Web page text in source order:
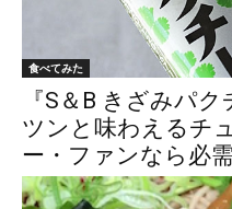
食べてみた
『S＆B きざみパ
ツンと味わえるチ
ー・ファンなら必